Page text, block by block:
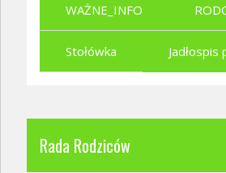
WAŻNE_INFO
Stołówka Jadłospis
Rada Rodziców